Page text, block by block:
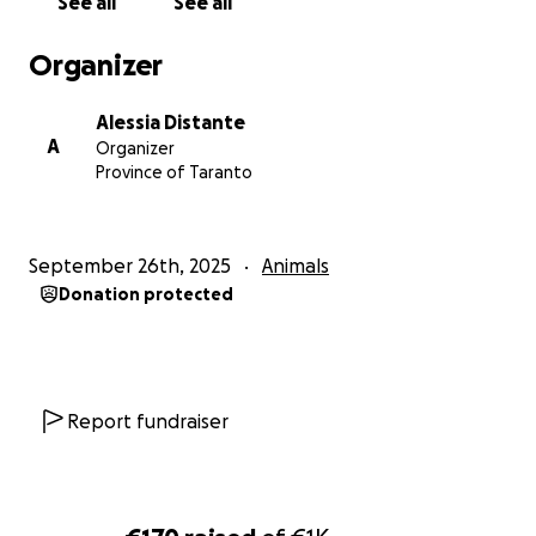
Vi chiedo disperatamente di aiutare Camilla ad avere
una vita quanto più possibile vicino alla normalità.
Da soli non si va da nessuna parte.
Confido nel buon cuore di tanti.
Organizer
A
Alessia Distante
Organizer
Province of Taranto
September 26th, 2025 Animals
Donation protected
Report fundraiser